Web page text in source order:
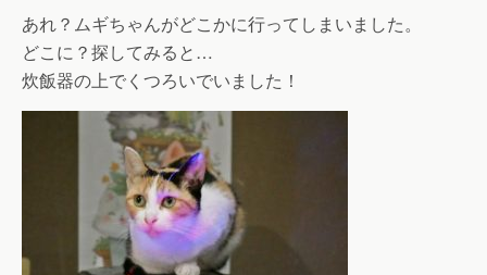
あれ？ムギちゃんがどこかに行ってしまいました。
どこに？探してみると…
炊飯器の上でくつろいでいました！